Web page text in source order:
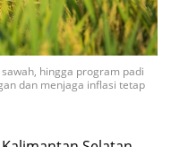
hingga program padi
dan menjaga inflasi tetap